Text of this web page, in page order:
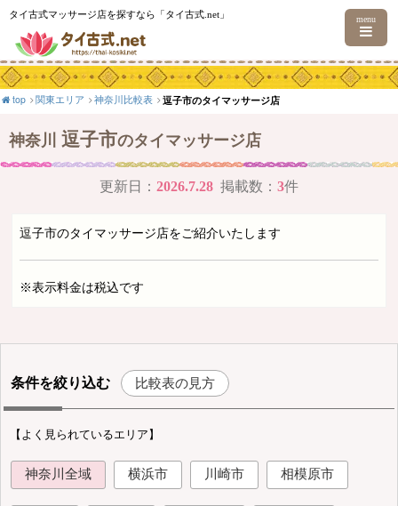
タイ古式マッサージ店を探すなら「タイ古式.net」 menu
top 関東エリア 神奈川比較表 逗子市のタイマッサージ店
神奈川 逗子市のタイマッサージ店
更新日： 2026.7.28 掲載数： 3件
逗子市のタイマッサージ店をご紹介いたします
※表示料金は税込です
条件を絞り込む 比較表の見方
【よく見られているエリア】
神奈川全域 横浜市 川崎市 相模原市